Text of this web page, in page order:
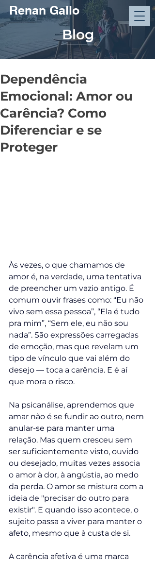
Renan Gallo
Blog
Dependência
Emocional: Amor ou
Carência? Como
Diferenciar e se
Proteger
Às vezes, o que chamamos de
amor é, na verdade, uma tentativa
de preencher um vazio antigo. É
comum ouvir frases como: “Eu não
vivo sem essa pessoa”, “Ela é tudo
pra mim”, “Sem ele, eu não sou
nada”. São expressões carregadas
de emoção, mas que revelam um
tipo de vínculo que vai além do
desejo — toca a carência. E é aí
que mora o risco.
Na psicanálise, aprendemos que
amar não é se fundir ao outro, nem
anular-se para manter uma
relação. Mas quem cresceu sem
ser suficientemente visto, ouvido
ou desejado, muitas vezes associa
o amor à dor, à angústia, ao medo
da perda. O amor se mistura com a
ideia de "precisar do outro para
existir". E quando isso acontece, o
sujeito passa a viver para manter o
afeto, mesmo que à custa de si.
A carência afetiva é uma marca